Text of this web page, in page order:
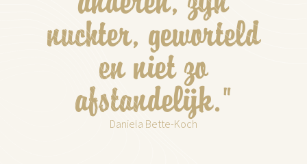
nuchter, geworteld
en niet zo
afstandelijk."
Daniela Bette-Koch